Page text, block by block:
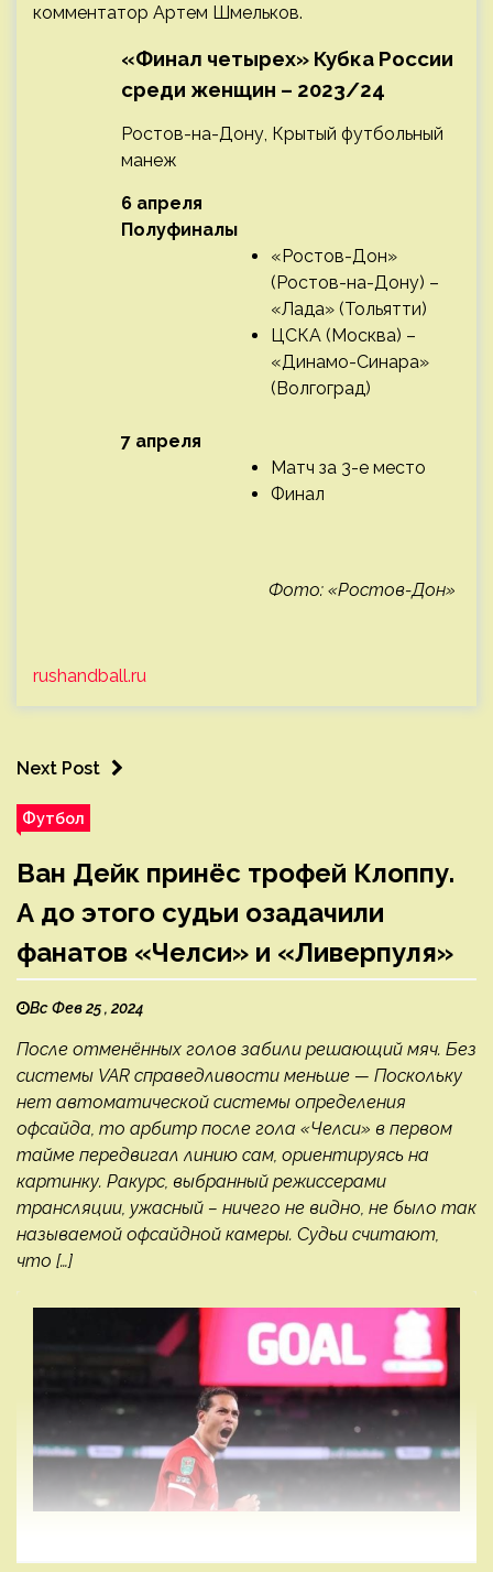
комментатор Артем Шмельков.
«Финал четырех» Кубка России
среди женщин – 2023/24
Ростов-на-Дону, Крытый футбольный
манеж
6 апреля
Полуфиналы
«Ростов-Дон»
(Ростов-на-Дону) –
«Лада» (Тольятти)
ЦСКА (Москва) –
«Динамо-Синара»
(Волгоград)
7 апреля
Матч за 3-е место
Финал
Фото: «Ростов-Дон»
rushandball.ru
Next Post
Футбол
Ван Дейк принёс трофей Клоппу.
А до этого судьи озадачили
фанатов «Челси» и «Ливерпуля»
Вс Фев 25 , 2024
После отменённых голов забили решающий мяч. Без
системы VAR справедливости меньше — Поскольку
нет автоматической системы определения
офсайда, то арбитр после гола «Челси» в первом
тайме передвигал линию сам, ориентируясь на
картинку. Ракурс, выбранный режиссерами
трансляции, ужасный – ничего не видно, не было так
называемой офсайдной камеры. Судьи считают,
что […]